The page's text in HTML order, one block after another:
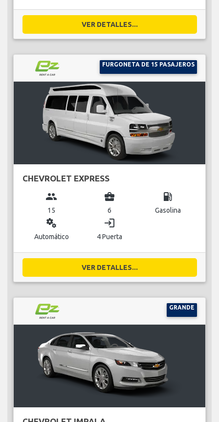
VER DETALLES...
FURGONETA DE 15 PASAJEROS
CHEVROLET EXPRESS
group
15
business_center
6
local_gas_station
Gasolina
miscellaneous_services
Automático
login
4 Puerta
VER DETALLES...
GRANDE